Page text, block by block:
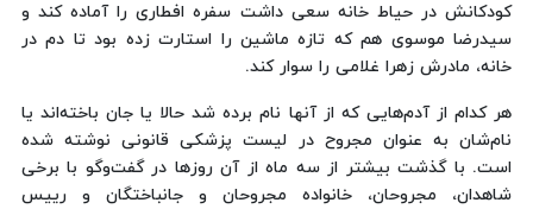
کودکانش در حیاط خانه سعی داشت سفره افطاری را آماده کند و
سیدرضا موسوی هم که تازه ماشین را استارت زده بود تا دم در
خانه، مادرش زهرا غلامی را سوار کند.
هر کدام از آدم‌هایی که از آنها نام برده شد حالا یا جان باخته‌اند یا
نام‌شان به عنوان مجروح در لیست پزشکی قانونی نوشته شده
است. با گذشت بیشتر از سه ماه از آن روزها در گفت‌وگو با برخی
شاهدان، مجروحان، خانواده مجروحان و جانباختگان و رییس